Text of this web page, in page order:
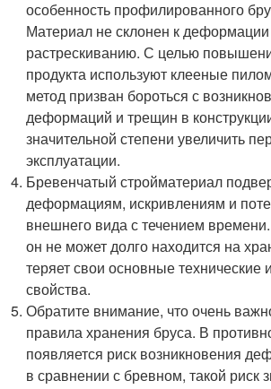
особенность профилированного
Материал не склонен к
растрескиванию. С целью
продукта используют клееные
метод призван бороться с
деформаций и трещин в
значительной степени увеличить
эксплуатации.
Бревенчатый стройматериал
деформациям, искривлениям и
внешнего вида с течением
он не может долго находится на
теряет свои основные технические
свойства.
Обратите внимание, что очень
правила хранения бруса. В
появляется риск возникновения
в сравнении с бревном, такой риск